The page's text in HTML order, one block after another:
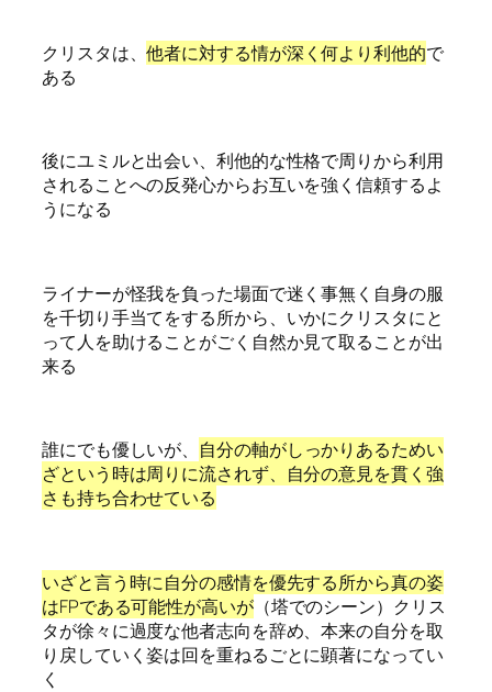
クリスタは、他者に対する情が深く何より利他的で
ある
後にユミルと出会い、利他的な性格で周りから利用
されることへの反発心からお互いを強く信頼するよ
うになる
ライナーが怪我を負った場面で迷く事無く自身の服
を千切り手当てをする所から、いかにクリスタにと
って人を助けることがごく自然か見て取ることが出
来る
誰にでも優しいが、 自分の軸がしっかりあるためい
ざという時は周りに流されず、自分の意見を貫く強
さも持ち合わせている
いざと言う時に自分の感情を優先する所から真の姿
はFPである可能性が高いが（塔でのシーン）クリス
タが徐々に過度な他者志向を辞め、本来の自分を取
り戻していく姿は回を重ねるごとに顕著になってい
く